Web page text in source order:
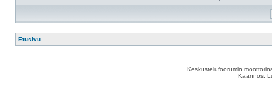
Etusivu
Keskustelufoorumin
Käännös,